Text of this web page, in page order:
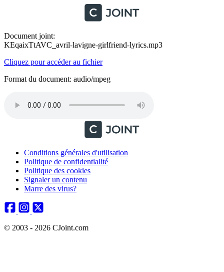
Document joint:
KEqaixTtAVC_avril-lavigne-girlfriend-lyrics.mp3
Cliquez pour accéder au fichier
Format du document: audio/mpeg
Conditions générales d'utilisation
Politique de confidentialité
Politique des cookies
Signaler un contenu
Marre des virus?
© 2003 - 2026 CJoint.com